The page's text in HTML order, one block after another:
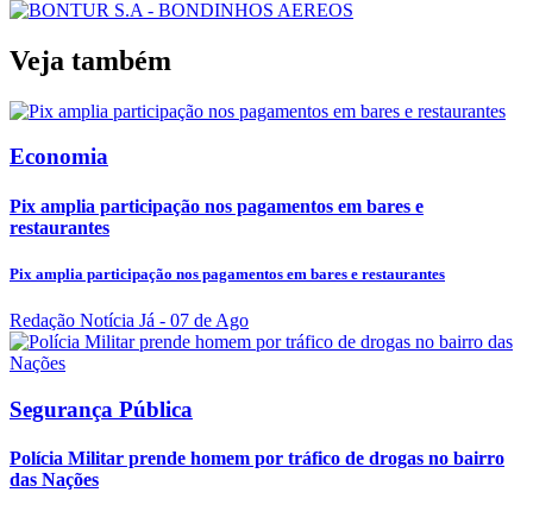
Veja também
Economia
Pix amplia participação nos pagamentos em bares e
restaurantes
Pix amplia participação nos pagamentos em bares e restaurantes
Redação Notícia Já - 07 de Ago
Segurança Pública
Polícia Militar prende homem por tráfico de drogas no bairro
das Nações